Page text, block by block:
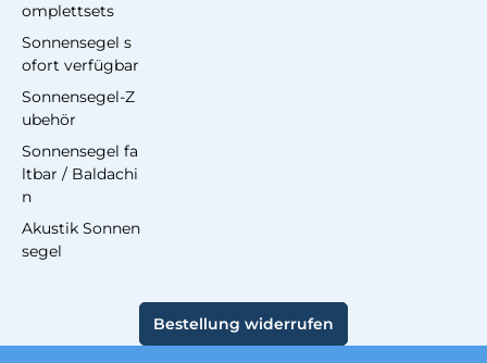
omplettsets
Sonnensegel s
ofort verfügbar
Sonnensegel-Z
ubehör
Sonnensegel fa
ltbar / Baldachi
n
Akustik Sonnen
segel
Bestellung widerrufen